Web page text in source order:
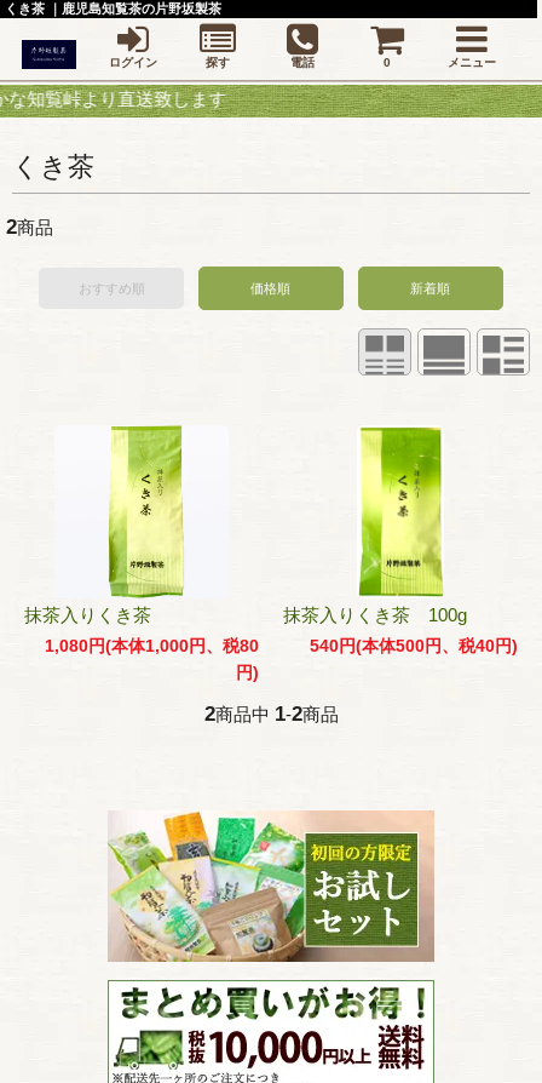
峠より直送致します
くき茶
2商品
おすすめ順 価格順 新着順
抹茶入りくき茶
1,080円(本体1,000円、税80
円)
抹茶入りくき茶 100g
540円(本体500円、税40円)
2商品中 1-2商品
くき茶 ｜鹿児島知覧茶の片野坂製茶
ログイン 探す 電話 0 メニュー